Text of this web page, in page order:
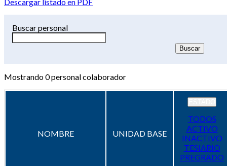
Buscar personal
Mostrando0personal colaborador
NOMBRE UNIDAD BASE
TODOS
ACTIVO
INACTIVO
TESIARIO
PREGRADO